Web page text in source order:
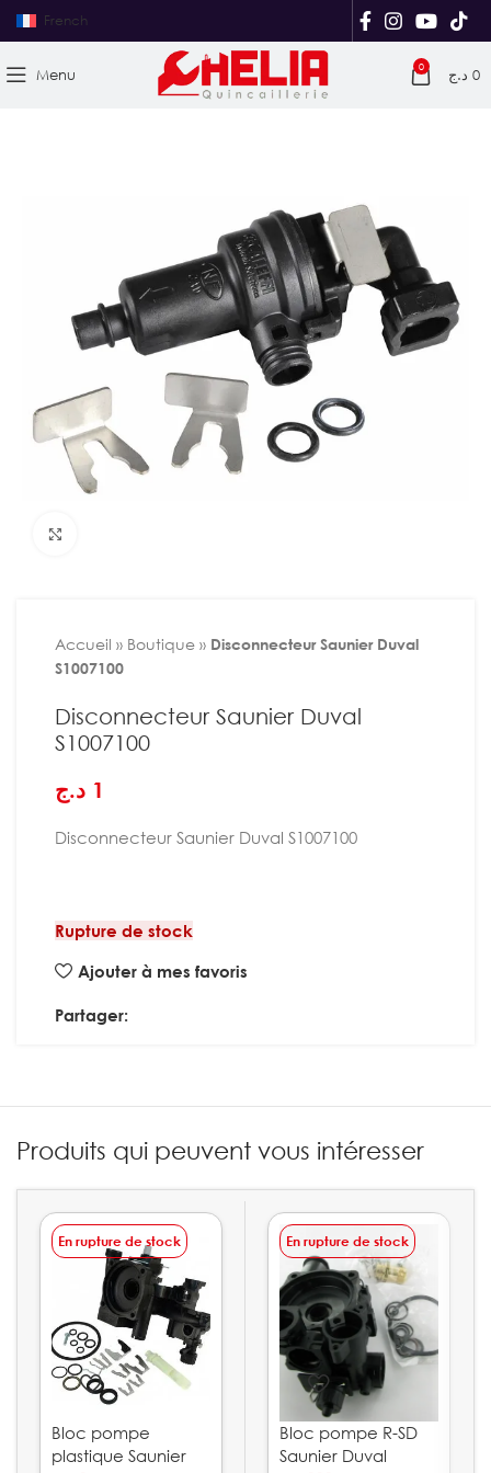
French
Menu 0 0 د.ج
Accueil » Boutique » Disconnecteur Saunier Duval
S1007100
Disconnecteur Saunier Duval
S1007100
1 د.ج
Disconnecteur Saunier Duval S1007100
Rupture de stock
Ajouter à mes favoris
Partager:
Produits qui peuvent vous intéresser
En rupture de stock
Bloc pompe
plastique Saunier
En rupture de stock
Bloc pompe R-SD
Saunier Duval